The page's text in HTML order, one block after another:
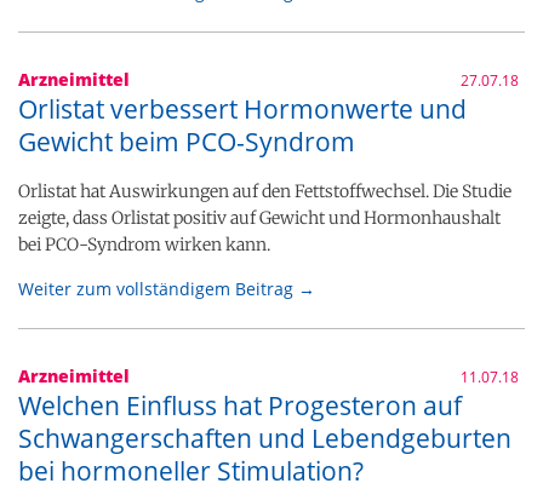
Arzneimittel 27.07.18
Orlistat verbessert Hormonwerte und
Gewicht beim PCO-Syndrom
Orlistat hat Auswirkungen auf den Fettstoffwechsel. Die Studie
zeigte, dass Orlistat positiv auf Gewicht und Hormonhaushalt
bei PCO-Syndrom wirken kann.
Weiter zum vollständigem Beitrag →
Arzneimittel 11.07.18
Welchen Einfluss hat Progesteron auf
Schwangerschaften und Lebendgeburten
bei hormoneller Stimulation?